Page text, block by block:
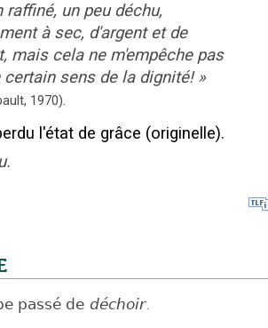
raffiné, un peu déchu,
à sec, d'argent et de
mais cela ne m'empêche pas
certain sens de la dignité! »
1970).
l'état de grâce (originelle).
passé de déchoir.